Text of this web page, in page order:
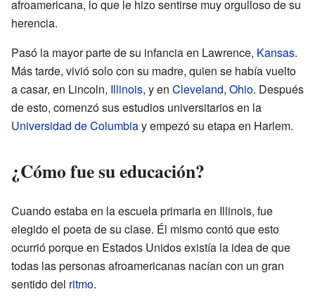
afroamericana, lo que le hizo sentirse muy orgulloso de su
herencia.
Pasó la mayor parte de su infancia en Lawrence, Kansas.
Más tarde, vivió solo con su madre, quien se había vuelto
a casar, en Lincoln, Illinois, y en Cleveland, Ohio. Después
de esto, comenzó sus estudios universitarios en la
Universidad de Columbiay empezó su etapa en Harlem.
¿Cómo fue su educación?
Cuando estaba en la escuela primaria en Illinois, fue
elegido el poeta de su clase. Él mismo contó que esto
ocurrió porque en Estados Unidos existía la idea de que
todas las personas afroamericanas nacían con un gran
sentido del ritmo.